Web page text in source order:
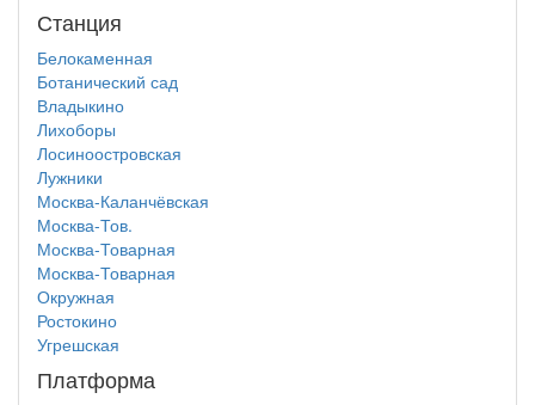
Станция
Белокаменная
Ботанический сад
Владыкино
Лихоборы
Лосиноостровская
Лужники
Москва-Каланчёвская
Москва-Тов.
Москва-Товарная
Москва-Товарная
Окружная
Ростокино
Угрешская
Платформа